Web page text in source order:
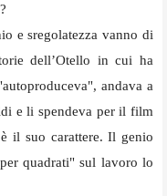
e sregolatezza vanno di
dell’Otello in cui ha
andava a
e li spendeva per il film
il suo carattere. Il genio
quadrati" sul lavoro lo